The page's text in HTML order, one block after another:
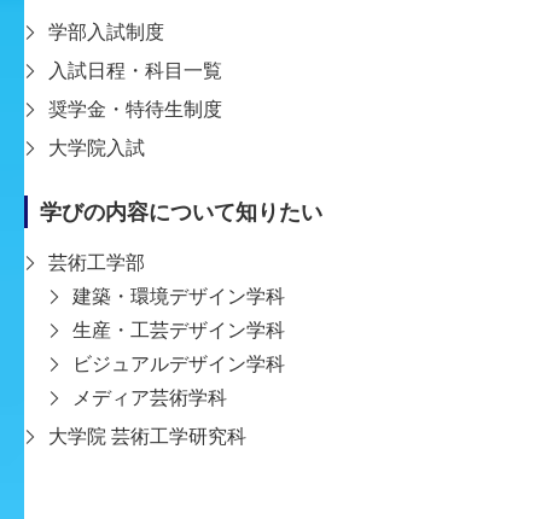
学部入試制度
入試日程・科目一覧
奨学金・特待生制度
大学院入試
学びの内容について知りたい
芸術工学部
建築・環境デザイン学科
生産・工芸デザイン学科
ビジュアルデザイン学科
メディア芸術学科
大学院 芸術工学研究科
2023-11-05
ビジュアルデザイン学科 絵本制作基礎作品展開催